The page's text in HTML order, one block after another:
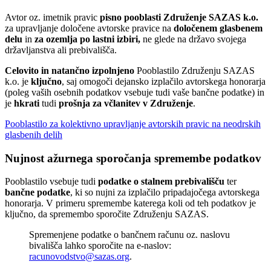
Avtor oz. imetnik pravic pisno pooblasti Združenje SAZAS k.o.
za upravljanje določene avtorske pravice na določenem glasbenem
delu in za ozemlja po lastni izbiri, ne glede na državo svojega
državljanstva ali prebivališča.
Celovito in natančno izpolnjeno Pooblastilo Združenju SAZAS
k.o. je ključno, saj omogoči dejansko izplačilo avtorskega honorarja
(poleg vaših osebnih podatkov vsebuje tudi vaše bančne podatke) in
je hkrati tudi prošnja za včlanitev v Združenje.
Pooblastilo za kolektivno upravljanje avtorskih pravic na neodrskih
glasbenih delih
Nujnost ažurnega sporočanja spremembe podatkov
Pooblastilo vsebuje tudi podatke o stalnem prebivališču ter
bančne podatke, ki so nujni za izplačilo pripadajočega avtorskega
honorarja. V primeru spremembe katerega koli od teh podatkov je
ključno, da spremembo sporočite Združenju SAZAS.
Spremenjene podatke o bančnem računu oz. naslovu
bivališča lahko sporočite na e-naslov:
racunovodstvo@sazas.org.